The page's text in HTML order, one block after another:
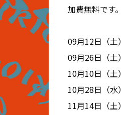
加費無料です。
09月12日（土）
09月26日（土）
10月10日（土）
10月28日（水）
11月14日（土）